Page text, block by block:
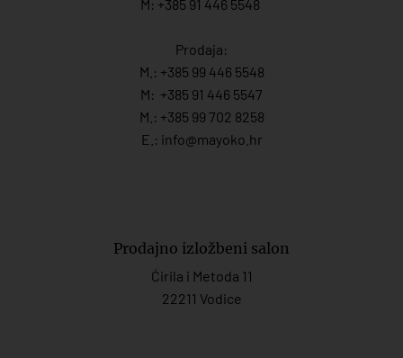
M: +385 91 446 5548
Prodaja:
M.: +385 99 446 5548
M: +385 91 446 5547
M.: +385 99 702 8258
E.: info@mayoko. hr
Prodajno izložbeni salon
Ćirila i Metoda 11
22211 Vodice